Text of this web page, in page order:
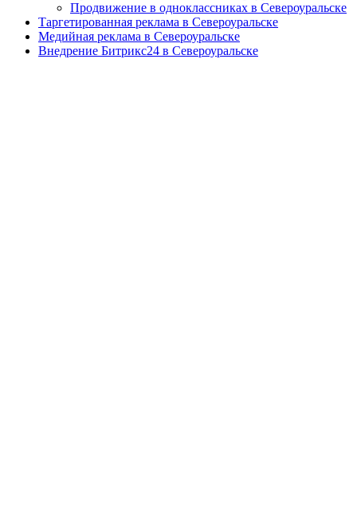
Продвижение в одноклассниках в Североуральске
Таргетированная реклама в Североуральске
Медийная реклама в Североуральске
Внедрение Битрикс24 в Североуральске